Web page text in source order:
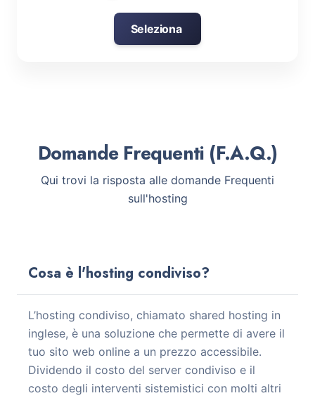
Seleziona
Domande Frequenti (F.A.Q.)
Qui trovi la risposta alle domande Frequenti
sull'hosting
Cosa è l'hosting condiviso?
L’hosting condiviso, chiamato shared hosting in
inglese, è una soluzione che permette di avere il
tuo sito web online a un prezzo accessibile.
Dividendo il costo del server condiviso e il
costo degli interventi sistemistici con molti altri